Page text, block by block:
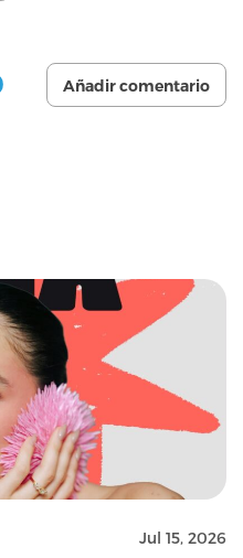
Añadir comentario
Jul 15, 2026